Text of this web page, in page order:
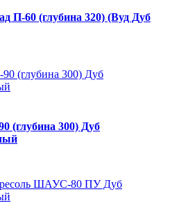
П-60 (глубина 320) (Вуд Дуб
(глубина 300) Дуб